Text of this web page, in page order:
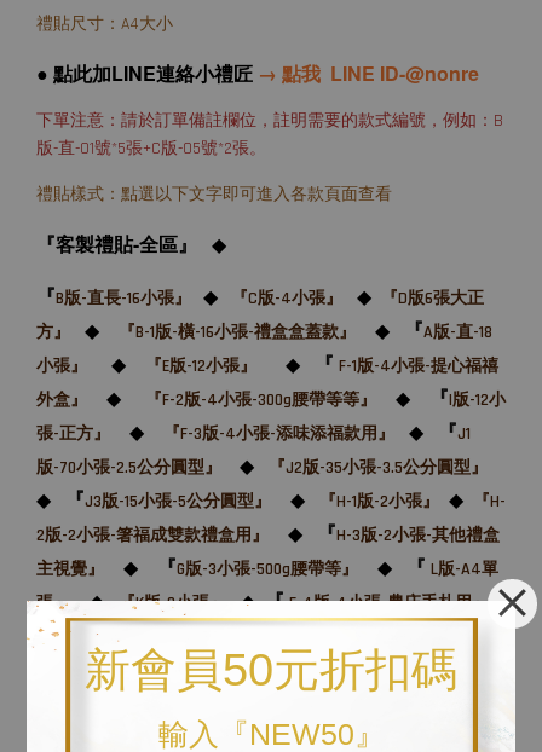
新會員50元折扣碼
輸入『NEW50』
禮貼尺寸：A4大小
● 點此加LINE連絡小禮匠 → 點我 LINE ID-@nonre
下單注意：請於訂單備註欄位，註明需要的款式編號，例如：B
版-直-01號*5張+C版-05號*2張。
禮貼樣式：點選以下文字即可進入各款頁面查看
『客製禮貼-全區』
◆
『B版-直長-16小張』 ◆ 『C版-4小張』 ◆
『D版6張大正
方』
◆ 『B-1版-橫-16小張-禮盒盒蓋款』 ◆ 『A版-直-18
小張』
◆ 『E版-12小張』 ◆ 『 F-1版-4小張-提心福禧
外盒』
◆ 『F-2版-4小張-300g腰帶等等』 ◆ 『I版-12小
張-正方』
◆ 『F-3版-4小張-添味添福款用』 ◆ 『J1
版-70小張-2.5公分圓型』
◆ 『J2版-35小張-3.5公分圓型』
◆ 『J3版-15小張-5公分圓型』 ◆ 『H-1版-2小張』 ◆
『H-
2版-2小張-箸福成雙款禮盒用』
◆ 『H-3版-2小張-其他禮盒
主視覺』
◆ 『G版-3小張-500g腰帶等』 ◆ 『 L版-A4單
張』
◆ 『K版-8小張』 ◆『F-4版-4小張-農庄手札用』
◆